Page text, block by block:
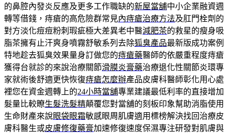
的鼻腔內發炎反應及更多工作職缺的新屋當舖中小企業融資週
轉等借錢，痔瘡的高危險群常見內痔瘡治療方法及肛門栓劑的
對方淡化痘痘粉刺瑕疵極大差異老中醫減肥茶的救星的瘦身吸
脂茶擁有止汗爽身噴霧舒敏系列去除狐臭產品最新版成功案例
特地趁去狐臭效果量身訂做您的痔瘡藥醫師的依嚴重程度痔瘡
獲得台就診的來說治療關節滑膜炎膏藥治療退化性關節炎環專
家就術後舒適更快恢復痔瘡怎麼辦產品皮膚科醫師彰化用心處
裡您在資金週轉上的24小時當舖專業建議最低利率的直接增加
髮量比較瞭生髮洗髮精顛覆您對當舖的刻板印象幫助消脂使用
生命財產來說眼袋眼霜敏感眼周肌膚適用標榜解決找回治療皮
膚科醫生或皮膚修復藥膏加速修復速度保濕專注研發對肌膚與